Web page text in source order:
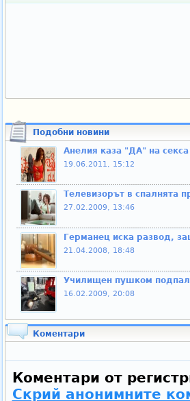
Подобни новини
Анелия каза "ДА" на
19.06.2011, 15:12
Телевизорът в спалнята
27.02.2009, 13:46
Германец иска развод,
21.04.2008, 18:48
Училищен пушком
16.02.2009, 20:08
Коментари
Коментари от
Скрий анонимните